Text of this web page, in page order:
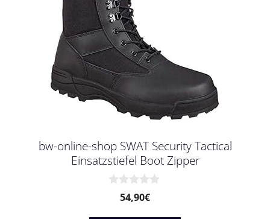
bw-online-shop SWAT Security Tactical
Einsatzstiefel Boot Zipper
54,90€